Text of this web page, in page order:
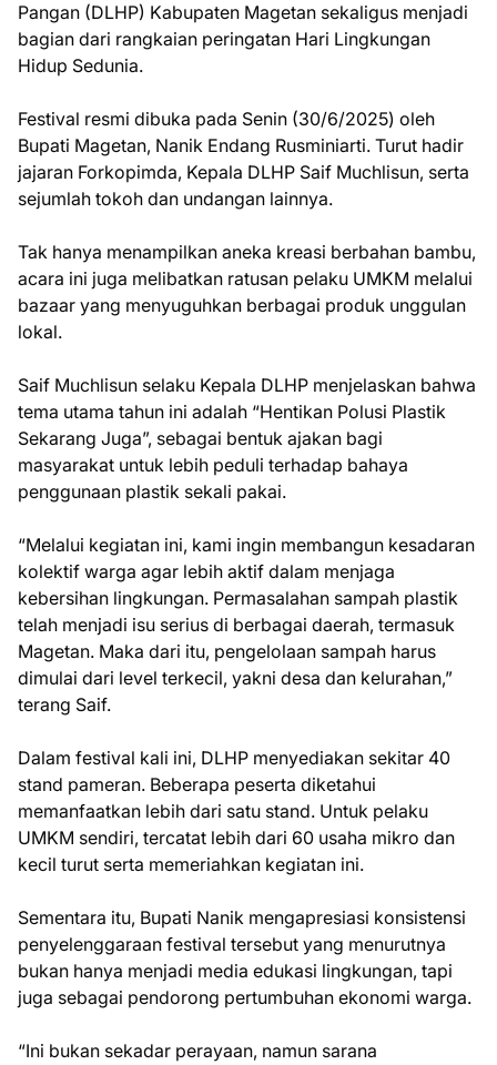
Pangan (DLHP) Kabupaten Magetan sekaligus menjadi
bagian dari rangkaian peringatan Hari Lingkungan
Hidup Sedunia.
Festival resmi dibuka pada Senin (30/6/2025) oleh
Bupati Magetan, Nanik Endang Rusminiarti. Turut hadir
jajaran Forkopimda, Kepala DLHP Saif Muchlisun, serta
sejumlah tokoh dan undangan lainnya.
Tak hanya menampilkan aneka kreasi berbahan bambu,
acara ini juga melibatkan ratusan pelaku UMKM melalui
bazaar yang menyuguhkan berbagai produk unggulan
lokal.
Saif Muchlisun selaku Kepala DLHP menjelaskan bahwa
tema utama tahun ini adalah “Hentikan Polusi Plastik
Sekarang Juga”, sebagai bentuk ajakan bagi
masyarakat untuk lebih peduli terhadap bahaya
penggunaan plastik sekali pakai.
“Melalui kegiatan ini, kami ingin membangun kesadaran
kolektif warga agar lebih aktif dalam menjaga
kebersihan lingkungan. Permasalahan sampah plastik
telah menjadi isu serius di berbagai daerah, termasuk
Magetan. Maka dari itu, pengelolaan sampah harus
dimulai dari level terkecil, yakni desa dan kelurahan,”
terang Saif.
Dalam festival kali ini, DLHP menyediakan sekitar 40
stand pameran. Beberapa peserta diketahui
memanfaatkan lebih dari satu stand. Untuk pelaku
UMKM sendiri, tercatat lebih dari 60 usaha mikro dan
kecil turut serta memeriahkan kegiatan ini.
Sementara itu, Bupati Nanik mengapresiasi konsistensi
penyelenggaraan festival tersebut yang menurutnya
bukan hanya menjadi media edukasi lingkungan, tapi
juga sebagai pendorong pertumbuhan ekonomi warga.
“Ini bukan sekadar perayaan, namun sarana